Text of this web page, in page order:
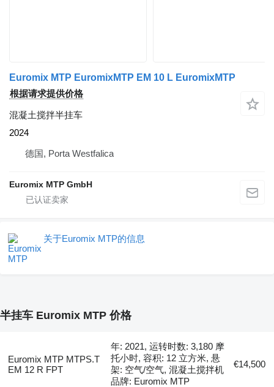
Euromix MTP EuromixMTP EM 10 L EuromixMTP
根据请求提供价格
混凝土搅拌半挂车
2024
德国, Porta Westfalica
Euromix MTP GmbH
关于Euromix MTP的信息
半挂车 Euromix MTP 价格
Euromix MTP MTPS.T
EM 12 R FPT
年: 2021, 运转时数: 3,180 摩
托小时, 容积: 12 立方米, 悬
架: 空气/空气, 混凝土搅拌机
品牌: Euromix MTP
€14,500